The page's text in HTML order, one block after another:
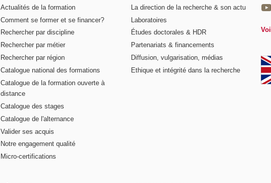
Actualités de la formation
Comment se former et se financer?
Rechercher par discipline
Rechercher par métier
Rechercher par région
Catalogue national des formations
Catalogue de la formation ouverte à
distance
Catalogue des stages
Catalogue de l'alternance
Valider ses acquis
Notre engagement qualité
Micro-certifications
La direction de la recherche & son actu
Laboratoires
Études doctorales & HDR
Partenariats & financements
Diffusion, vulgarisation, médias
Ethique et intégrité dans la recherche